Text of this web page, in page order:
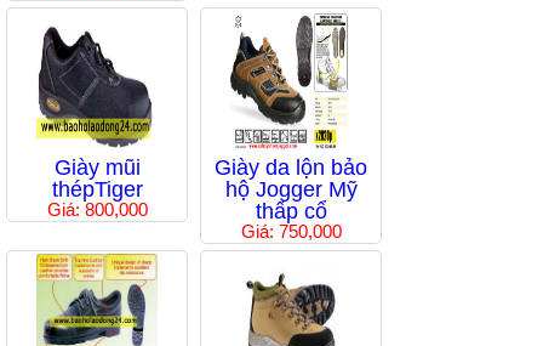
Giày mũi
thépTiger
Giá: 800,000
Giày da lộn bảo
hộ Jogger Mỹ
thấp cổ
Giá: 750,000